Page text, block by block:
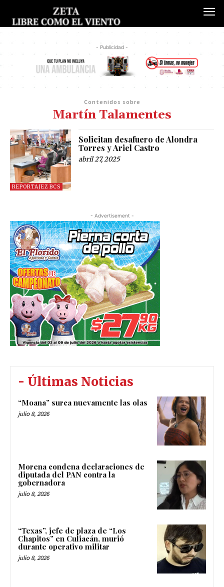
- Publicidad -
Contenidos sobre
Martín Talamentes
REPORTAJEZ BCS
Solicitan desafuero de Alondra
Torres y Ariel Castro
abril 27, 2025
- Advertisement -
- Últimas Noticias
“Moana” surca nuevamente las olas
julio 8, 2026
Morena condena declaraciones de
diputada del PAN contra la
gobernadora
julio 8, 2026
“Texas”, jefe de plaza de “Los
Chapitos” en Culiacán, murió
durante operativo militar
julio 8, 2026